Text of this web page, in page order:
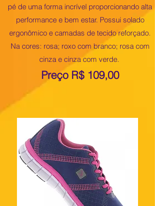
pé de uma forma incrível proporcionando alta
performance e bem estar. Possui solado
ergonômico e camadas de tecido reforçado.
Na cores: rosa; roxo com branco; rosa com
cinza e cinza com verde.
Preço R$ 109,00